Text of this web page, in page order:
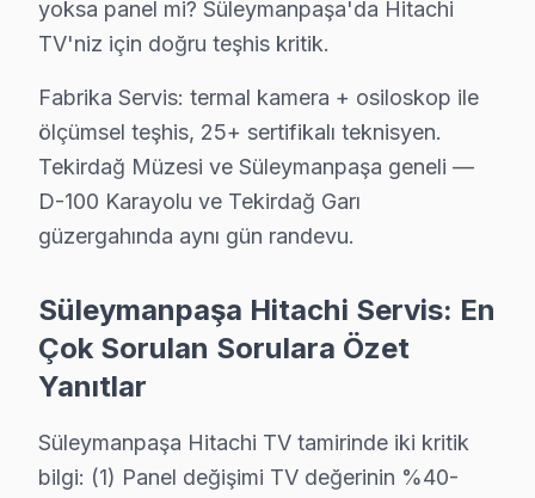
Süleymanpaşa'da Cumhuriyet mahallesi için Hitachi TV
Süleymanpaşa TV Servis Merkezi →
Değirmenaltı Hitachi Servis
Süleymanpaşa'da Değirmenaltı bölgesi dahil tüm hizmet
Hitachi Servis Merkezi →
Eskicami Hitachi Servis
Süleymanpaşa TV Servis Merkezi →
Gazioğlu Hitachi Servis
Gazioğlu'de Hitachi TV güç kartı kondansatör şişmesi en
Gürgen Hitachi Servis
yoksa panel mi? Süleymanpaşa'da Hitachi
TV'niz için doğru teşhis kritik.
Fabrika Servis: termal kamera + osiloskop ile
ölçümsel teşhis, 25+ sertifikalı teknisyen.
Tekirdağ Müzesi ve Süleymanpaşa geneli —
D-100 Karayolu ve Tekirdağ Garı
güzergahında aynı gün randevu.
Süleymanpaşa Hitachi Servis: En
Çok Sorulan Sorulara Özet
Yanıtlar
Süleymanpaşa Hitachi TV tamirinde iki kritik
bilgi: (1) Panel değişimi TV değerinin %40-